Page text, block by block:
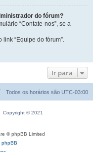
do fórum?
“Contate-nos”, se a
“Equipe do fórum”.
Ir para
Todos os horários são UTC-03:00
Copyright © 2021
© phpBB Limited
phpBB